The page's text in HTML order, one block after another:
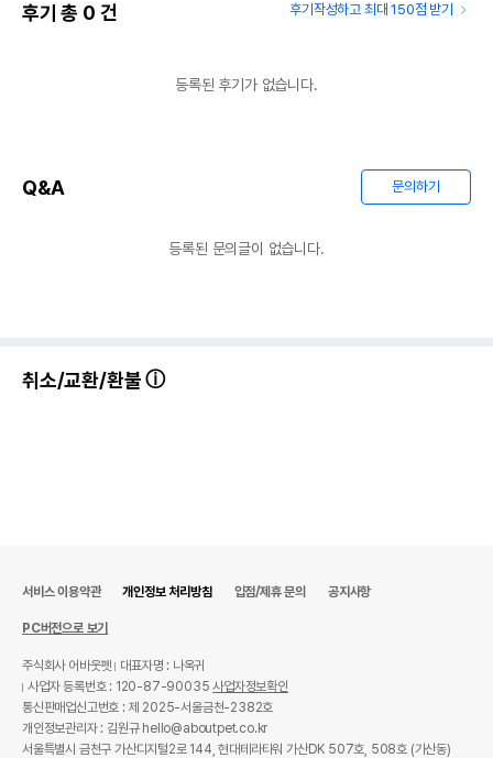
후기 총 0 건 후기작성하고 최대 150점 받기
등록된 후기가 없습니다.
Q&A 문의하기
등록된 문의글이 없습니다.
취소/교환/환불
서비스 이용약관 개인정보 처리방침 입점/제휴 문의 공지사항
PC버전으로 보기
주식회사 어바웃펫
대표자명 : 나옥귀
사업자 등록번호 : 120-87-90035사업자정보확인
통신판매업신고번호 : 제 2025-서울금천-2382호
개인정보관리자 : 김원규 hello@aboutpet.co.kr
서울특별시 금천구 가산디지털2로 144, 현대테라타워 가산DK 507호, 508호 (가산동)